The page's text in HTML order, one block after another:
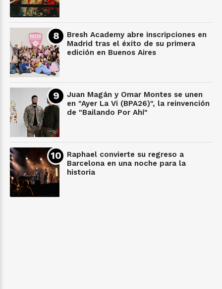
Bresh Academy abre inscripciones en
Madrid tras el éxito de su primera
edición en Buenos Aires
Juan Magán y Omar Montes se unen
en "Ayer La Vi (BPA26)", la reinvención
de "Bailando Por Ahí"
Raphael convierte su regreso a
Barcelona en una noche para la
historia